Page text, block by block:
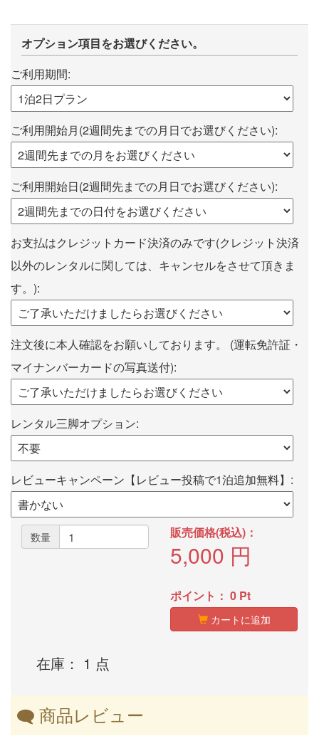
オプション項目をお選びください。
ご利用期間:
ご利用開始月(2週間先までの月日でお選びください):
ご利用開始日(2週間先までの月日でお選びください):
お支払はクレジットカード決済のみです(クレジット決済
以外のレンタルに関しては、キャンセルをさせて頂きま
す。):
注文後に本人確認をお願いしております。 (運転免許証・
マイナンバーカードの写真送付):
レンタル三脚オプション:
レビューキャンペーン【レビュー投稿で1泊追加無料】:
数量
在庫： 1 点
販売価格(税込)：
5,000 円
ポイント： 0 Pt
カートに追加
商品レビュー